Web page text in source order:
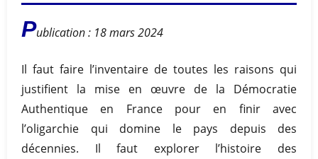
Publication : 18 mars 2024
Il faut faire l’inventaire de toutes les raisons qui
justifient la mise en œuvre de la Démocratie
Authentique en France pour en finir avec
l’oligarchie qui domine le pays depuis des
décennies. Il faut explorer l’histoire des